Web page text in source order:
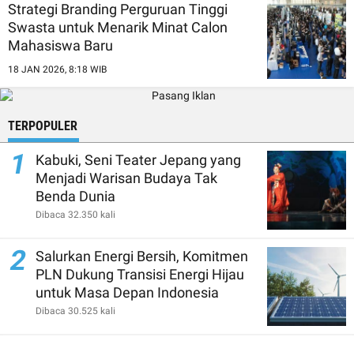
Strategi Branding Perguruan Tinggi
Swasta untuk Menarik Minat Calon
Mahasiswa Baru
18 JAN 2026, 8:18 WIB
TERPOPULER
1
Kabuki, Seni Teater Jepang yang
Menjadi Warisan Budaya Tak
Benda Dunia
Dibaca 32.350 kali
2 Salurkan Energi Bersih, Komitmen
PLN Dukung Transisi Energi Hijau
untuk Masa Depan Indonesia
Dibaca 30.525 kali